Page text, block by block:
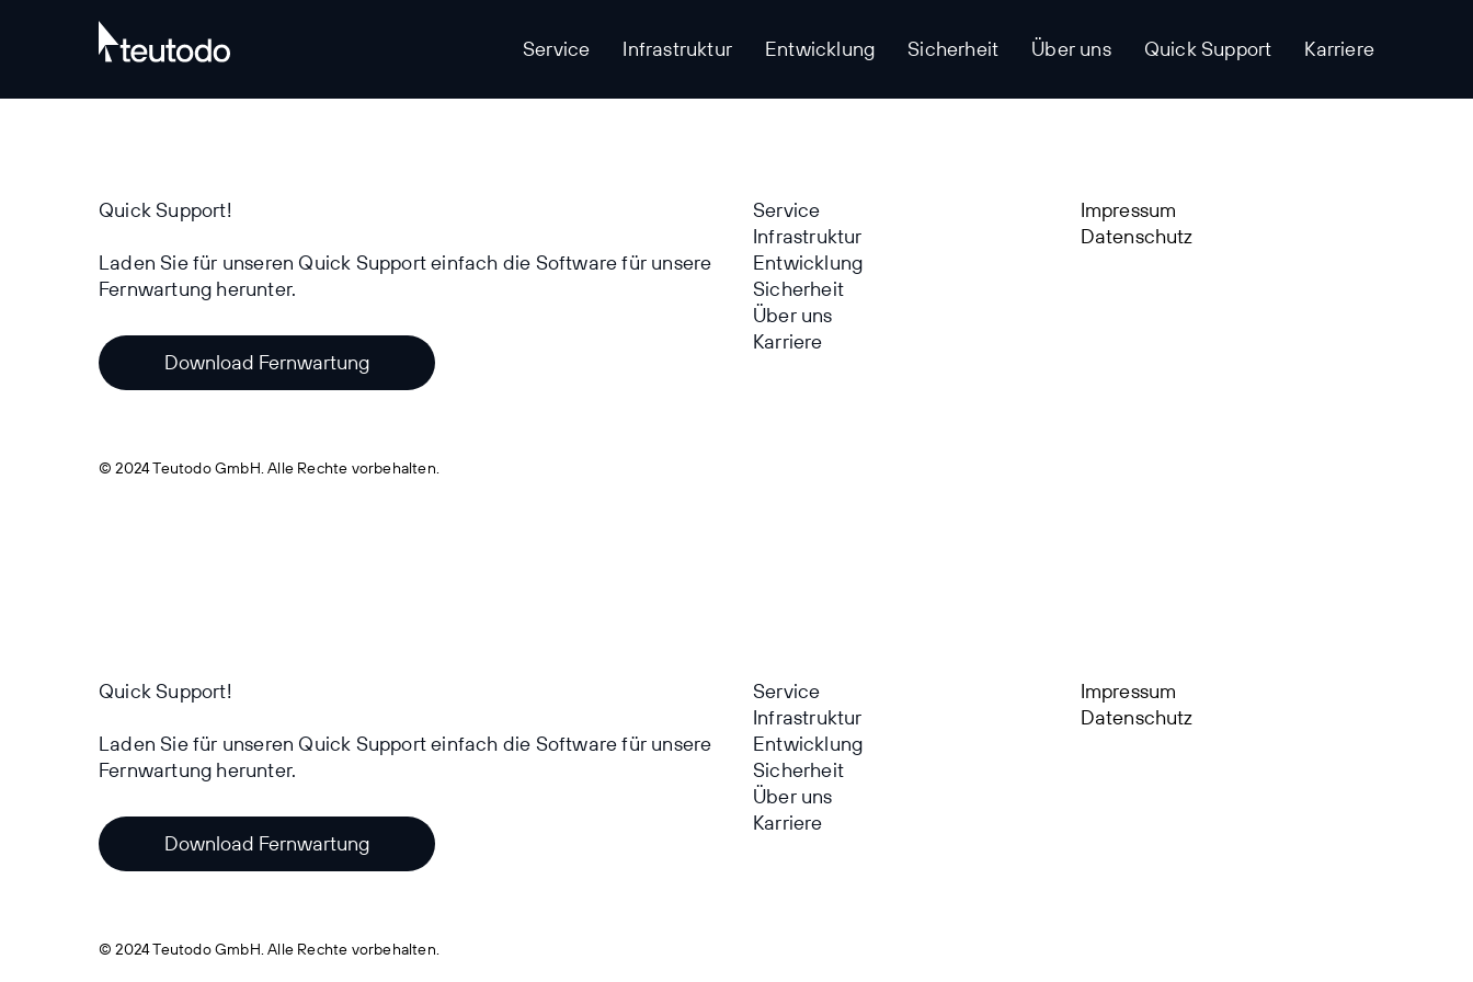
Service Infrastruktur Entwicklung Sicherheit Über uns Quick Support Karriere
Quick Support!
Laden Sie für unseren Quick Support einfach die Software für unsere
Fernwartung herunter.
Download Fernwartung
© 2024 Teutodo GmbH. Alle Rechte vorbehalten.
Service
Infrastruktur
Entwicklung
Sicherheit
Über uns
Karriere
Impressum
Datenschutz
Quick Support!
Laden Sie für unseren Quick Support einfach die Software für unsere
Fernwartung herunter.
Download Fernwartung
© 2024 Teutodo GmbH. Alle Rechte vorbehalten.
Service
Infrastruktur
Entwicklung
Sicherheit
Über uns
Karriere
Impressum
Datenschutz